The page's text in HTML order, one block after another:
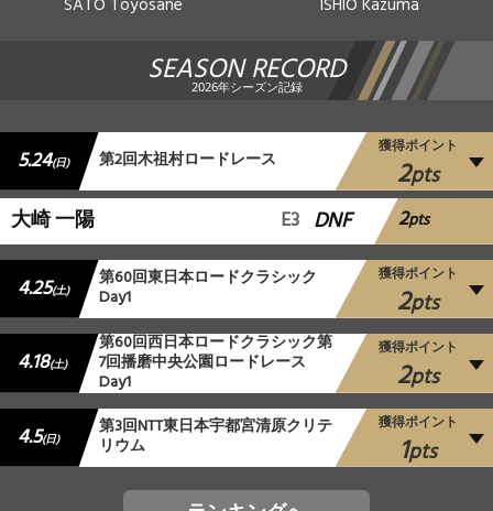
SATO Toyosane ISHIO Kazuma
SEASON RECORD
2026年シーズン記録
5.24(日) 第2回木祖村ロードレース
獲得ポイント
2pts
大崎 一陽 E3 DNF 2pts
4.25(土) 第60回東日本ロードクラシック
Day1
獲得ポイント
2pts
4.18(土)
第60回西日本ロードクラシック第
7回播磨中央公園ロードレース
Day1
獲得ポイント
2pts
4.5(日) 第3回NTT東日本宇都宮清原クリテ
リウム
獲得ポイント
1pts